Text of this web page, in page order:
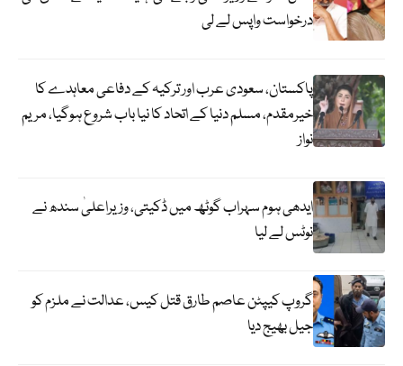
درخواست واپس لے لی
پاکستان، سعودی عرب اور ترکیہ کے دفاعی معاہدے کا
خیرمقدم، مسلم دنیا کے اتحاد کا نیا باب شروع ہوگیا، مریم
نواز
ایدھی ہوم سہراب گوٹھ میں ڈکیتی، وزیراعلیٰ سندھ نے
نوٹس لے لیا
گروپ کیپٹن عاصم طارق قتل کیس، عدالت نے ملزم کو
جیل بھیج دیا